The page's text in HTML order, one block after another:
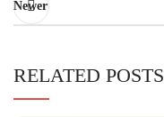
Newer
RELATED POSTS